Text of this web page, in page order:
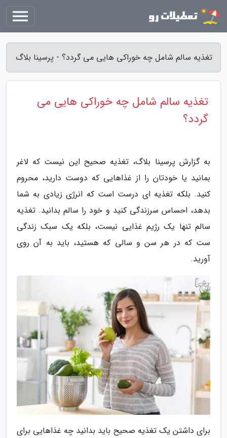
تغذیه سالم شامل چه خوراکی هایی می گردد؟ - پرسینا بلاگ
تغذیه سالم شامل چه خوراکی هایی می
گردد؟
به گزارش پرسینا بلاگ، تغذیه صحیح این نیست که لاغر
بمانید یا خودتان را از غذاهایی که دوست دارید، محروم
کنید. بلکه تغذیه ای درست است که انرژی زیادی به شما
بدهد، احساس سرزندگی کنید و خود را سالم بدانید. تغذیه
سالم تنها یک رژیم غذایی نیست، بلکه یک سبک زندگی
ست که در هر سن و سالی که هستید، باید به آن روی
آورید.
برای داشتن یک تغذیه صحیح باید بدانید چه غذاهایی برای